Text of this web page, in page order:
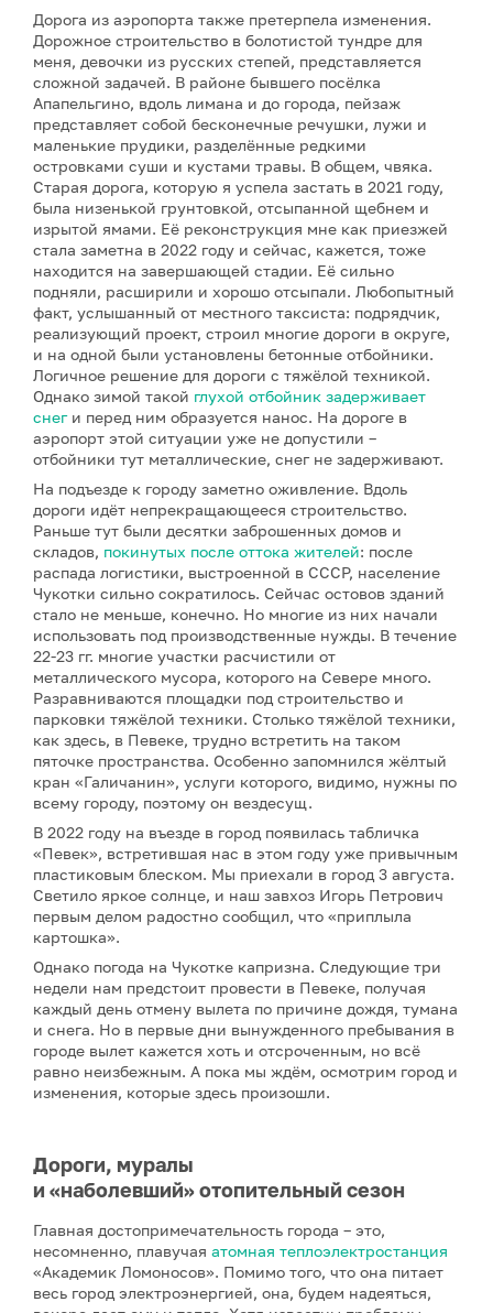
Дорога из аэропорта также претерпела изменения.
Дорожное строительство в болотистой тундре для
меня, девочки из русских степей, представляется
сложной задачей. В районе бывшего посёлка
Апапельгино, вдоль лимана и до города, пейзаж
представляет собой бесконечные речушки, лужи и
маленькие прудики, разделённые редкими
островками суши и кустами травы. В общем, чвяка.
Старая дорога, которую я успела застать в 2021 году,
была низенькой грунтовкой, отсыпанной щебнем и
изрытой ямами. Её реконструкция мне как приезжей
стала заметна в 2022 году и сейчас, кажется, тоже
находится на завершающей стадии. Её сильно
подняли, расширили и хорошо отсыпали. Любопытный
факт, услышанный от местного таксиста: подрядчик,
реализующий проект, строил многие дороги в округе,
и на одной были установлены бетонные отбойники.
Логичное решение для дороги с тяжёлой техникой.
Однако зимой такой глухой отбойник задерживает
снеги перед ним образуется нанос. На дороге в
аэропорт этой ситуации уже не допустили –
отбойники тут металлические, снег не задерживают.
На подъезде к городу заметно оживление. Вдоль
дороги идёт непрекращающееся строительство.
Раньше тут были десятки заброшенных домов и
складов, покинутых после оттока жителей: после
распада логистики, выстроенной в СССР, население
Чукотки сильно сократилось. Сейчас остовов зданий
стало не меньше, конечно. Но многие из них начали
использовать под производственные нужды. В течение
22-23 гг. многие участки расчистили от
металлического мусора, которого на Севере много.
Разравниваются площадки под строительство и
парковки тяжёлой техники. Столько тяжёлой техники,
как здесь, в Певеке, трудно встретить на таком
пяточке пространства. Особенно запомнился жёлтый
кран «Галичанин», услуги которого, видимо, нужны по
всему городу, поэтому он вездесущ.
В 2022 году на въезде в город появилась табличка
«Певек», встретившая нас в этом году уже привычным
пластиковым блеском. Мы приехали в город 3 августа.
Светило яркое солнце, и наш завхоз Игорь Петрович
первым делом радостно сообщил, что «приплыла
картошка».
Однако погода на Чукотке капризна. Следующие три
недели нам предстоит провести в Певеке, получая
каждый день отмену вылета по причине дождя, тумана
и снега. Но в первые дни вынужденного пребывания в
городе вылет кажется хоть и отсроченным, но всё
равно неизбежным. А пока мы ждём, осмотрим город и
изменения, которые здесь произошли.
Дороги, муралы
и «наболевший» отопительный сезон
Главная достопримечательность города – это,
несомненно, плавучая атомная теплоэлектростанция
«Академик Ломоносов». Помимо того, что она питает
весь город электроэнергией, она, будем надеяться,